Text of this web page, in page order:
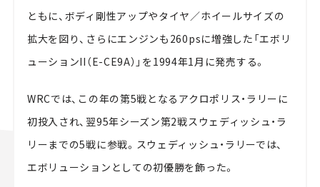
ともに、ボディ剛性アップやタイヤ／ホイールサイズの
拡大を図り、さらにエンジンも260psに増強した「エボリ
ューションII（E-CE9A）」を1994年1月に発売する。
WRCでは、この年の第5戦となるアクロポリス・ラリーに
初投入され、翌95年シーズン第2戦スウェディッシュ・ラ
リーまでの5戦に参戦。スウェディッシュ・ラリーでは、
エボリューションとしての初優勝を飾った。